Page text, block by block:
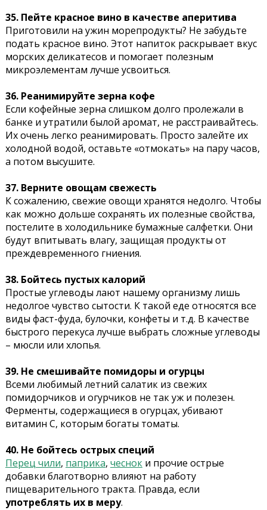
35. Пейте красное вино в качестве аперитива
Приготовили на ужин морепродукты? Не забудьте
подать красное вино. Этот напиток раскрывает вкус
морских деликатесов и помогает полезным
микроэлементам лучше усвоиться.
36. Реанимируйте зерна кофе
Если кофейные зерна слишком долго пролежали в
банке и утратили былой аромат, не расстраивайтесь.
Их очень легко реанимировать. Просто залейте их
холодной водой, оставьте «отмокать» на пару часов,
а потом высушите.
37. Верните овощам свежесть
К сожалению, свежие овощи хранятся недолго. Чтобы
как можно дольше сохранять их полезные свойства,
постелите в холодильнике бумажные салфетки. Они
будут впитывать влагу, защищая продукты от
преждевременного гниения.
38. Бойтесь пустых калорий
Простые углеводы лают нашему организму лишь
недолгое чувство сытости. К такой еде относятся все
виды фаст-фуда, булочки, конфеты и т.д. В качестве
быстрого перекуса лучше выбрать сложные углеводы
– мюсли или хлопья.
39. Не смешивайте помидоры и огурцы
Всеми любимый летний салатик из свежих
помидорчиков и огурчиков не так уж и полезен.
Ферменты, содержащиеся в огурцах, убивают
витамин С, которым богаты томаты.
40. Не бойтесь острых специй
Перец чили, паприка, чесноки прочие острые
добавки благотворно влияют на работу
пищеварительного тракта. Правда, если
употреблять их в меру.